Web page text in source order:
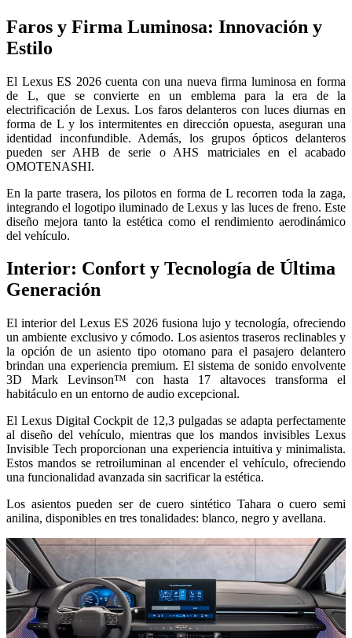
Faros y Firma Luminosa: Innovación y
Estilo
El Lexus ES 2026 cuenta con una nueva firma luminosa en forma
de L, que se convierte en un emblema para la era de la
electrificación de Lexus. Los faros delanteros con luces diurnas en
forma de L y los intermitentes en dirección opuesta, aseguran una
identidad inconfundible. Además, los grupos ópticos delanteros
pueden ser AHB de serie o AHS matriciales en el acabado
OMOTENASHI.
En la parte trasera, los pilotos en forma de L recorren toda la zaga,
integrando el logotipo iluminado de Lexus y las luces de freno. Este
diseño mejora tanto la estética como el rendimiento aerodinámico
del vehículo.
Interior: Confort y Tecnología de Última
Generación
El interior del Lexus ES 2026 fusiona lujo y tecnología, ofreciendo
un ambiente exclusivo y cómodo. Los asientos traseros reclinables y
la opción de un asiento tipo otomano para el pasajero delantero
brindan una experiencia premium. El sistema de sonido envolvente
3D Mark Levinson™ con hasta 17 altavoces transforma el
habitáculo en un entorno de audio excepcional.
El Lexus Digital Cockpit de 12,3 pulgadas se adapta perfectamente
al diseño del vehículo, mientras que los mandos invisibles Lexus
Invisible Tech proporcionan una experiencia intuitiva y minimalista.
Estos mandos se retroiluminan al encender el vehículo, ofreciendo
una funcionalidad avanzada sin sacrificar la estética.
Los asientos pueden ser de cuero sintético Tahara o cuero semi
anilina, disponibles en tres tonalidades: blanco, negro y avellana.